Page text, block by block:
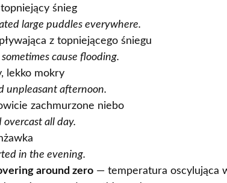
śnieg
large puddles everywhere.
z topniejącego śniegu
cause flooding.
lekko mokry
unpleasant afternoon.
zachmurzone niebo
overcast all day.
in the evening.
around zero — temperatura oscylująca